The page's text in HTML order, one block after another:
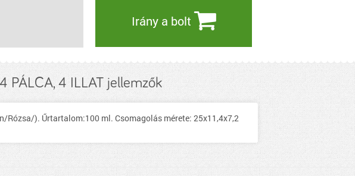
Irány a bolt
PÁLCA, 4 ILLAT jellemzők
). Űrtartalom:100 ml. Csomagolás mérete: 25x11,4x7,2